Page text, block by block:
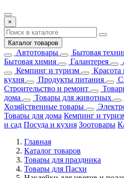
×
Каталог товаров
Автотовары
Бытовая
Бытовая химия
Галантерея
Кемпинг и туризм
Красота
кухня
Продукты питания
Строительство и ремонт
дома
Товары для животных
Хозяйственные товары
Товары для дома Кемпинг и
и сад Посуда и кухня Зоотовары
Главная
Каталог товаров
Товары для праздника
Товары для Пасхи